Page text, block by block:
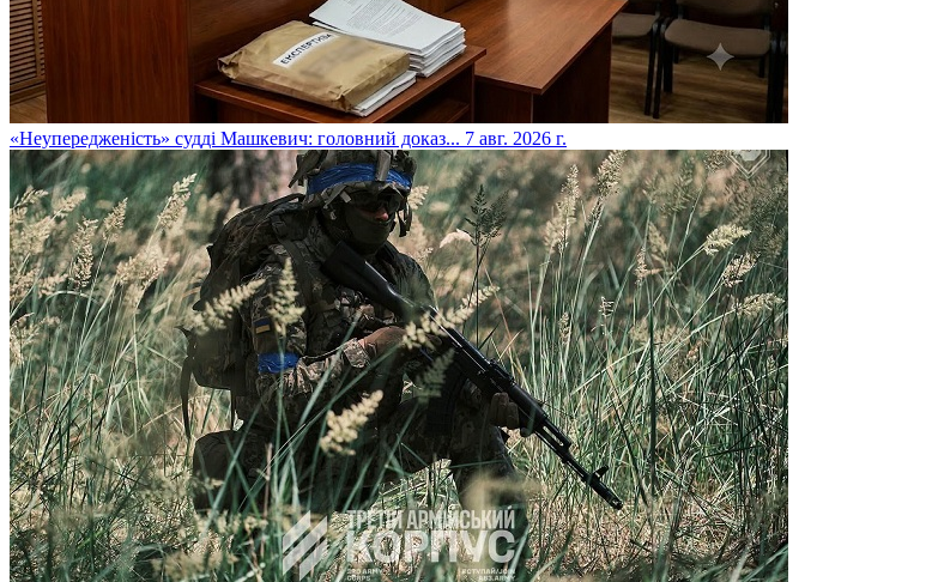
​«Неупередженість» судді Машкевич: головний доказ... 7 авг. 2026 г.